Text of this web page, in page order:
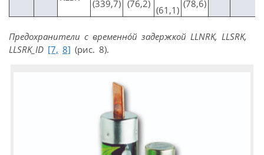
(339,7) (76,2)
(61,1)
(78,6)
Предохранители с временнóй задержкой LLNRK, LLSRK,
LLSRK_ID [7, 8] (рис. 8).